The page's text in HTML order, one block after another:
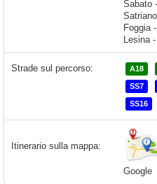
Strade sul percorso: A18
SS7
SS16
Itinerario sulla mappa:
Google